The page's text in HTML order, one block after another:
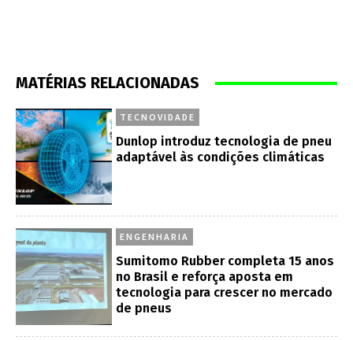
MATÉRIAS RELACIONADAS
TECNOVIDADE
Dunlop introduz tecnologia de pneu
adaptável às condições climáticas
ENGENHARIA
Sumitomo Rubber completa 15 anos
no Brasil e reforça aposta em
tecnologia para crescer no mercado
de pneus